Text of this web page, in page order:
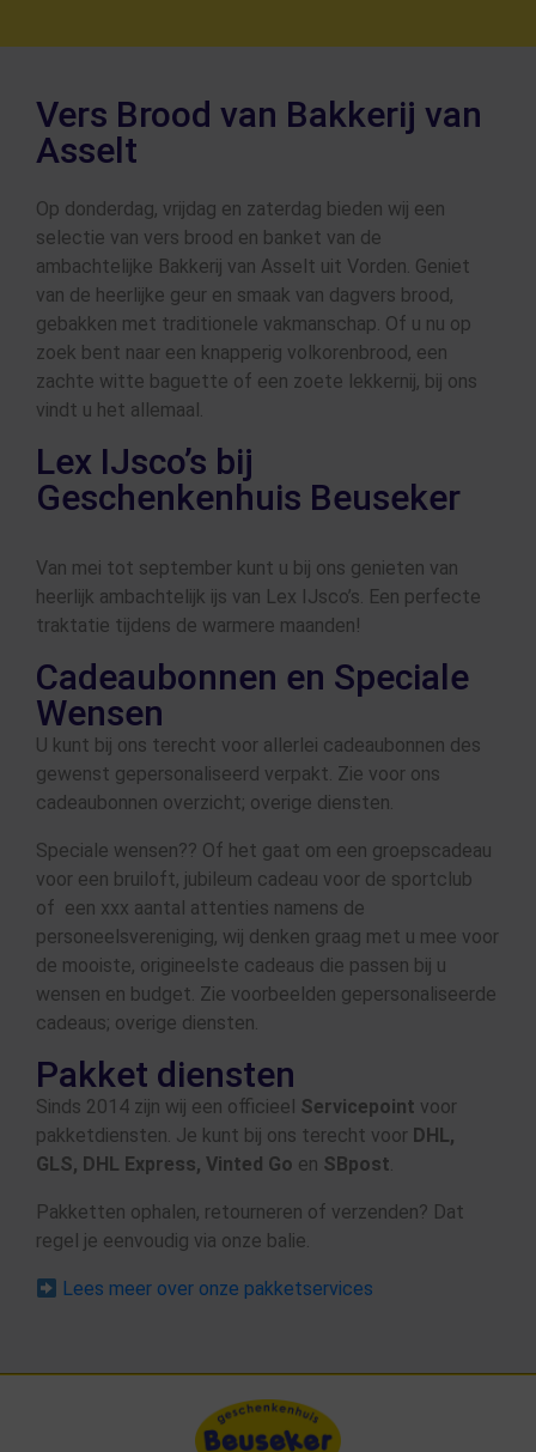
Vers Brood van Bakkerij van
Asselt
Op donderdag, vrijdag en zaterdag bieden wij een
selectie van vers brood en banket van de
ambachtelijke Bakkerij van Asselt uit Vorden. Geniet
van de heerlijke geur en smaak van dagvers brood,
gebakken met traditionele vakmanschap. Of u nu op
zoek bent naar een knapperig volkorenbrood, een
zachte witte baguette of een zoete lekkernij, bij ons
vindt u het allemaal.
Lex IJsco’s bij
Geschenkenhuis Beuseker
Van mei tot september kunt u bij ons genieten van
heerlijk ambachtelijk ijs van Lex IJsco’s. Een perfecte
traktatie tijdens de warmere maanden!
Cadeaubonnen en Speciale
Wensen
U kunt bij ons terecht voor allerlei cadeaubonnen des
gewenst gepersonaliseerd verpakt. Zie voor ons
cadeaubonnen overzicht; overige diensten.
Speciale wensen?? Of het gaat om een groepscadeau
voor een bruiloft, jubileum cadeau voor de sportclub
of een xxx aantal attenties namens de
personeelsvereniging, wij denken graag met u mee voor
de mooiste, origineelste cadeaus die passen bij u
wensen en budget. Zie voorbeelden gepersonaliseerde
cadeaus; overige diensten.
Pakket diensten
Sinds 2014 zijn wij een officieel Servicepoint voor
pakketdiensten. Je kunt bij ons terecht voor DHL,
GLS, DHL Express, Vinted Go en SBpost.
Pakketten ophalen, retourneren of verzenden? Dat
regel je eenvoudig via onze balie.
Lees meer over onze pakketservices